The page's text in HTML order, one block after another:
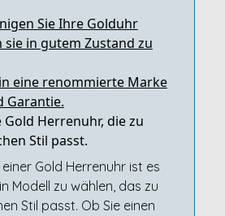
Sie Ihre Golduhr
in gutem Zustand zu
eine renommierte Marke
Garantie.
Gold Herrenuhr, die zu
Stil passt.
Gold Herrenuhr ist es
Modell zu wählen, das zu
Stil passt. Ob Sie einen